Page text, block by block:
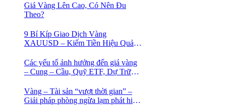
Giá Vàng Lên Cao, Có Nên Đu
Theo?
9 Bí Kíp Giao Dịch Vàng
XAUUSD – Kiếm Tiền Hiệu Quả
Các yếu tố ảnh hưởng đến giá vàng
– Cung – Cầu, Quỹ ETF, Dự Trữ
Vàng – Tài sản “vượt thời gian” –
Giải pháp phòng ngừa lạm phát hiệu